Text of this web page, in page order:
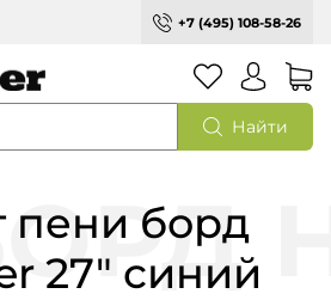
+7 (495) 108-58-26
Найти
пени борд
27" синий